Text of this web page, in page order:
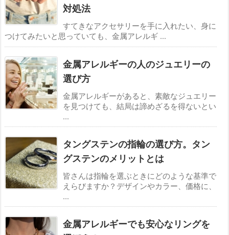
対処法
すてきなアクセサリーを手に入れたい、身に
つけてみたいと思っていても、金属アレルギ ...
金属アレルギーの人のジュエリーの
選び方
金属アレルギーがあると、素敵なジュエリー
を見つけても、結局は諦めざるを得ないとい
...
タングステンの指輪の選び方。タン
グステンのメリットとは
皆さんは指輪を選ぶときにどのような基準で
えらびますか？デザインやカラー、価格に、
...
金属アレルギーでも安心なリングを